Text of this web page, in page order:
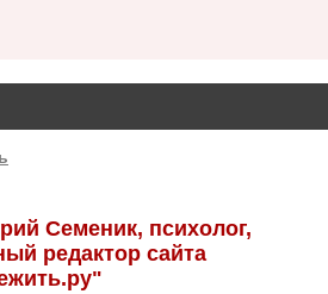
Семеник, психолог,
редактор сайта